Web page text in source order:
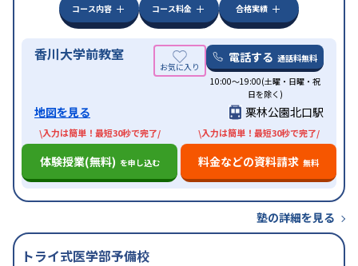
コース内容
コース料金 合格実績
香川大学前教室 電話する 通話料無料
10:00～19:00(土曜・日曜・祝
日を除く)
地図を見る 栗林公園北口駅
\入力は簡単！最短30秒で完了/
体験授業(無料) を申し込む
\入力は簡単！最短30秒で完了/
料金などの資料請求 無料
塾の詳細を見る
トライ式医学部予備校